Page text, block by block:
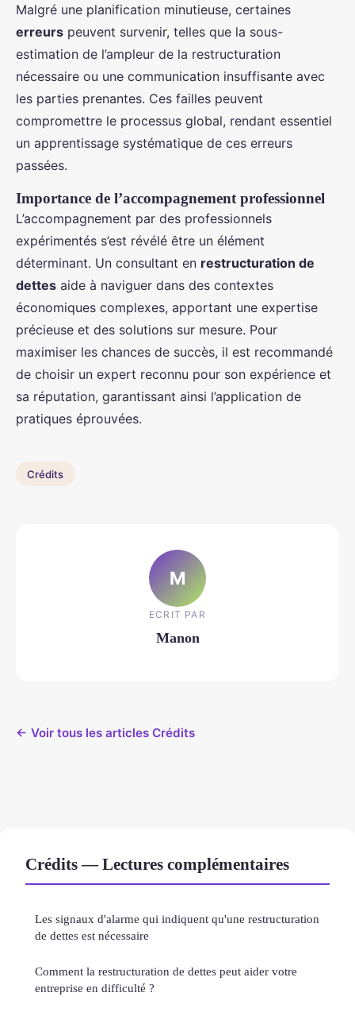
Malgré une planification minutieuse, certaines
erreurs peuvent survenir, telles que la sous-
estimation de l’ampleur de la restructuration
nécessaire ou une communication insuffisante avec
les parties prenantes. Ces failles peuvent
compromettre le processus global, rendant essentiel
un apprentissage systématique de ces erreurs
passées.
Importance de l’accompagnement professionnel
L’accompagnement par des professionnels
expérimentés s’est révélé être un élément
déterminant. Un consultant en restructuration de
dettes aide à naviguer dans des contextes
économiques complexes, apportant une expertise
précieuse et des solutions sur mesure. Pour
maximiser les chances de succès, il est recommandé
de choisir un expert reconnu pour son expérience et
sa réputation, garantissant ainsi l’application de
pratiques éprouvées.
Crédits
M
ECRIT PAR
Manon
← Voir tous les articles Crédits
Crédits — Lectures complémentaires
Les signaux d'alarme qui indiquent qu'une restructuration
de dettes est nécessaire
Comment la restructuration de dettes peut aider votre
entreprise en difficulté ?